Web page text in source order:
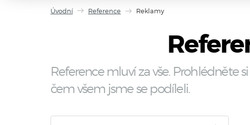
Úvodní Reference Reklamy
Reference mluví za vše. Prohlédněte
čem všem jsme se podíleli.